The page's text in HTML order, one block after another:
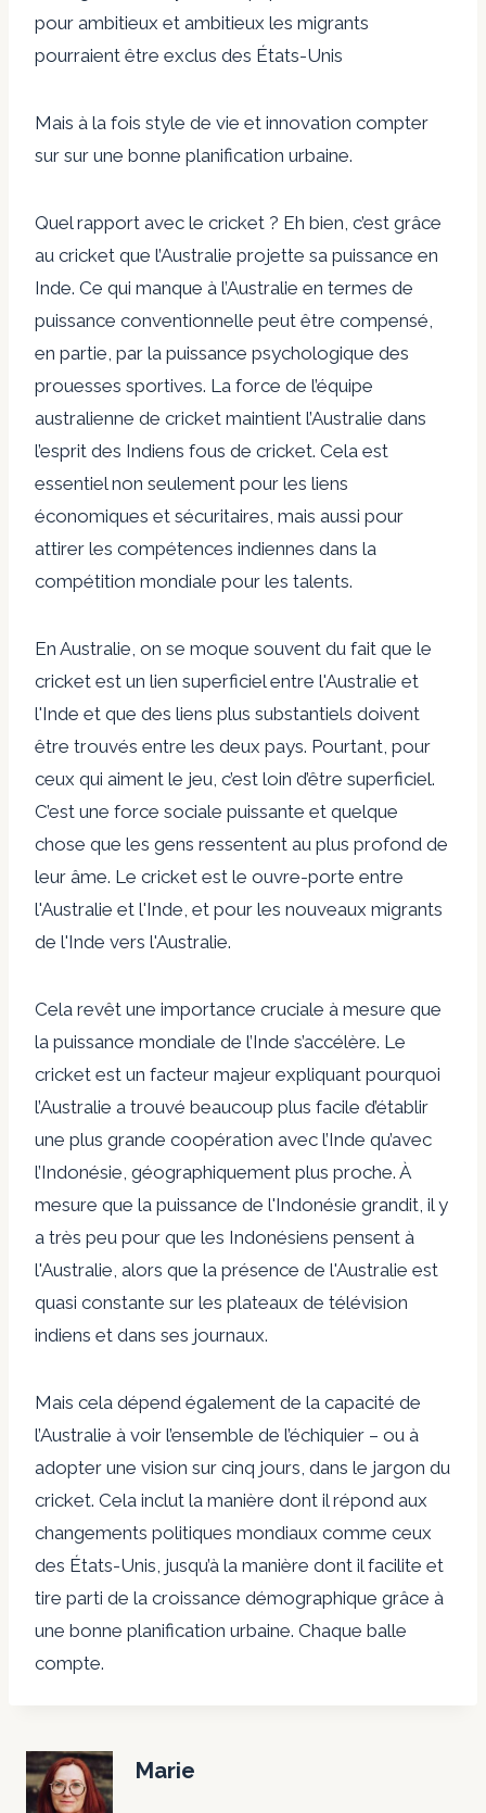
pour ambitieux et ambitieux les migrants
pourraient être exclus des États-Unis
Mais à la fois style de vie et innovation compter
sur sur une bonne planification urbaine.
Quel rapport avec le cricket ? Eh bien, c’est grâce
au cricket que l’Australie projette sa puissance en
Inde. Ce qui manque à l’Australie en termes de
puissance conventionnelle peut être compensé,
en partie, par la puissance psychologique des
prouesses sportives. La force de l’équipe
australienne de cricket maintient l’Australie dans
l’esprit des Indiens fous de cricket. Cela est
essentiel non seulement pour les liens
économiques et sécuritaires, mais aussi pour
attirer les compétences indiennes dans la
compétition mondiale pour les talents.
En Australie, on se moque souvent du fait que le
cricket est un lien superficiel entre l'Australie et
l'Inde et que des liens plus substantiels doivent
être trouvés entre les deux pays. Pourtant, pour
ceux qui aiment le jeu, c’est loin d’être superficiel.
C’est une force sociale puissante et quelque
chose que les gens ressentent au plus profond de
leur âme. Le cricket est le ouvre-porte entre
l'Australie et l'Inde, et pour les nouveaux migrants
de l'Inde vers l'Australie.
Cela revêt une importance cruciale à mesure que
la puissance mondiale de l’Inde s’accélère. Le
cricket est un facteur majeur expliquant pourquoi
l’Australie a trouvé beaucoup plus facile d’établir
une plus grande coopération avec l’Inde qu’avec
l’Indonésie, géographiquement plus proche. À
mesure que la puissance de l'Indonésie grandit, il y
a très peu pour que les Indonésiens pensent à
l'Australie, alors que la présence de l'Australie est
quasi constante sur les plateaux de télévision
indiens et dans ses journaux.
Mais cela dépend également de la capacité de
l’Australie à voir l’ensemble de l’échiquier – ou à
adopter une vision sur cinq jours, dans le jargon du
cricket. Cela inclut la manière dont il répond aux
changements politiques mondiaux comme ceux
des États-Unis, jusqu’à la manière dont il facilite et
tire parti de la croissance démographique grâce à
une bonne planification urbaine. Chaque balle
compte.
Marie